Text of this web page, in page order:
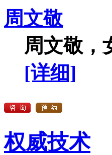
周文敬
周文敬，
[详细]
权威技术